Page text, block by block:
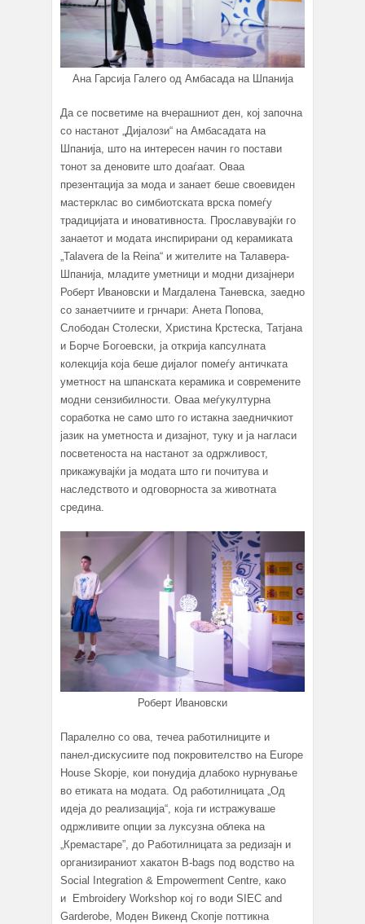
Ана Гарсија Галего од Амбасада на Шпанија
Да се посветиме на вчерашниот ден, кој започна
со настанот „Дијалози“ на Амбасадата на
Шпанија, што на интересен начин го постави
тонот за деновите што доаѓаат. Оваа
презентација за мода и занает беше своевиден
мастерклас во симбиотската врска помеѓу
традицијата и иновативноста. Прославувајќи го
занаетот и модата инспирирани од керамиката
„Talavera de la Reina“ и жителите на Талавера-
Шпанија, младите уметници и модни дизајнери
Роберт Ивановски и Магдалена Таневска, заедно
со занаетчиите и грнчари: Анета Попова,
Слободан Столески, Христина Крстеска, Татјана
и Борче Богоевски, ја открија капсулната
колекција која беше дијалог помеѓу античката
уметност на шпанската керамика и современите
модни сензибилности. Оваа меѓукултурна
соработка не само што го истакна заедничкиот
јазик на уметноста и дизајнот, туку и ја нагласи
посветеноста на настанот за одржливост,
прикажувајќи ја модата што ги почитува и
наследството и одговорноста за животната
средина.
Роберт Ивановски
Паралелно со ова, течеа работилниците и
панел-дискусиите под покровителство на Europe
Hоuse Skopje, кои понудија длабоко нурнување
во етиката на модата. Од работилницата „Од
идеја до реализација“, која ги истражуваше
одржливите опции за луксузна облека на
„Кремастаре”, до Работилницата за редизајн и
организираниот хакатон B-bags под водство на
Social Integration & Empowerment Centre, како
и Embroidery Workshop кој го води SIEC and
Garderobe, Моден Викенд Скопје поттикна